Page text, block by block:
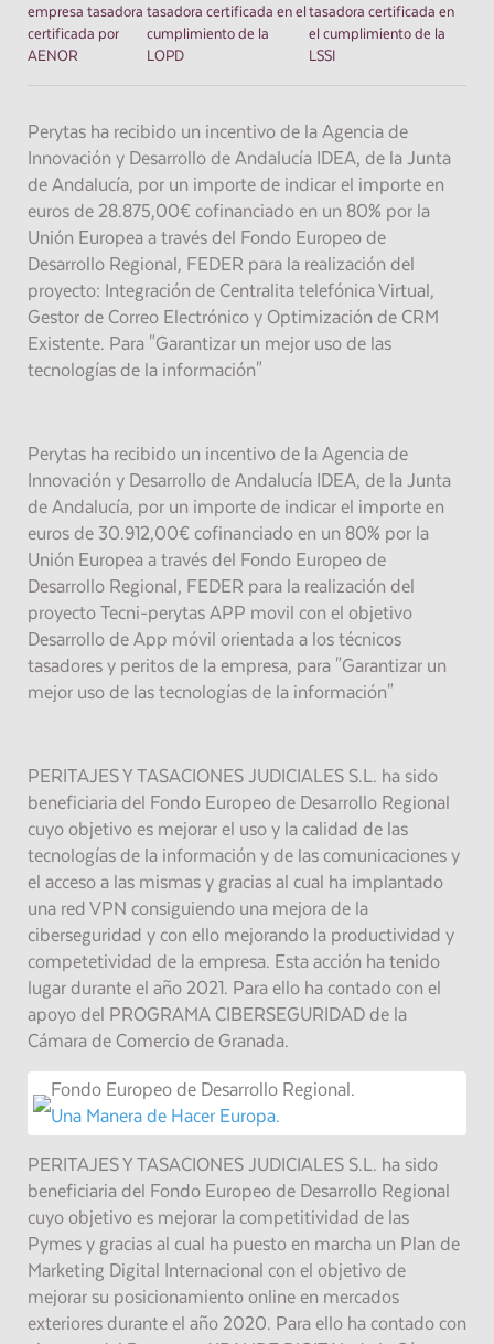
Perytas ha recibido un incentivo de la Agencia de
Innovación y Desarrollo de Andalucía IDEA, de la Junta
de Andalucía, por un importe de indicar el importe en
euros de 28.875,00€ cofinanciado en un 80% por la
Unión Europea a través del Fondo Europeo de
Desarrollo Regional, FEDER para la realización del
proyecto: Integración de Centralita telefónica Virtual,
Gestor de Correo Electrónico y Optimización de CRM
Existente. Para "Garantizar un mejor uso de las
tecnologías de la información"
Perytas ha recibido un incentivo de la Agencia de
Innovación y Desarrollo de Andalucía IDEA, de la Junta
de Andalucía, por un importe de indicar el importe en
euros de 30.912,00€ cofinanciado en un 80% por la
Unión Europea a través del Fondo Europeo de
Desarrollo Regional, FEDER para la realización del
proyecto Tecni-perytas APP movil con el objetivo
Desarrollo de App móvil orientada a los técnicos
tasadores y peritos de la empresa, para "Garantizar un
mejor uso de las tecnologías de la información"
PERITAJES Y TASACIONES JUDICIALES S.L. ha sido
beneficiaria del Fondo Europeo de Desarrollo Regional
cuyo objetivo es mejorar el uso y la calidad de las
tecnologías de la información y de las comunicaciones y
el acceso a las mismas y gracias al cual ha implantado
una red VPN consiguiendo una mejora de la
ciberseguridad y con ello mejorando la productividad y
competetividad de la empresa. Esta acción ha tenido
lugar durante el año 2021. Para ello ha contado con el
apoyo del PROGRAMA CIBERSEGURIDAD de la
Cámara de Comercio de Granada.
Fondo Europeo de Desarrollo Regional.
Una Manera de Hacer Europa.
PERITAJES Y TASACIONES JUDICIALES S.L. ha sido
beneficiaria del Fondo Europeo de Desarrollo Regional
cuyo objetivo es mejorar la competitividad de las
Pymes y gracias al cual ha puesto en marcha un Plan de
Marketing Digital Internacional con el objetivo de
mejorar su posicionamiento online en mercados
exteriores durante el año 2020. Para ello ha contado con